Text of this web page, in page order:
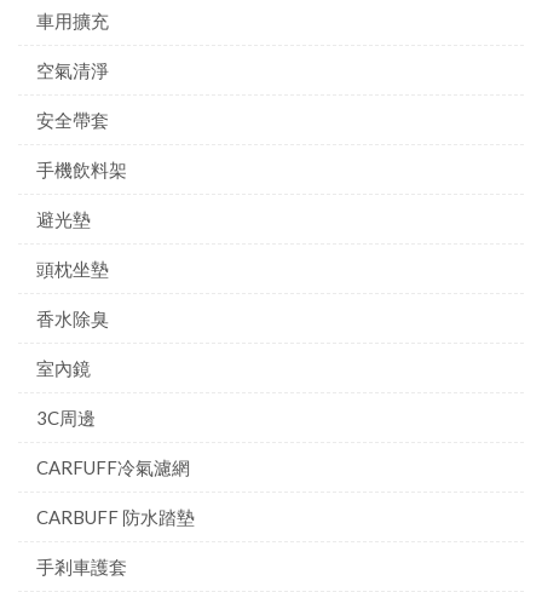
車用擴充
空氣清淨
安全帶套
手機飲料架
避光墊
頭枕坐墊
香水除臭
室內鏡
3C周邊
CARFUFF冷氣濾網
CARBUFF 防水踏墊
手剎車護套